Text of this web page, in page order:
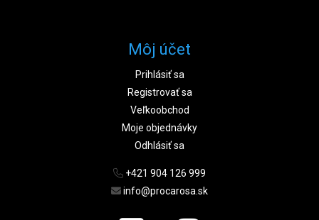
Môj účet
Prihlásiť sa
Registrovať sa
Veľkoobchod
Moje objednávky
Odhlásiť sa
+421 904 126 999
info@procarosa.sk